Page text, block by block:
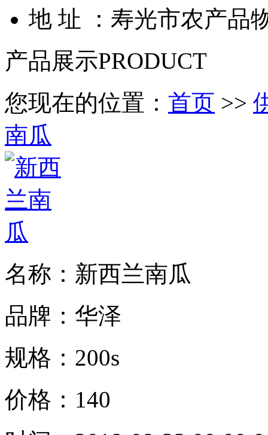
地 址 ：寿光市农产品
产品展示PRODUCT
您现在的位置： 首页 >>
南瓜
名称：新西兰南瓜
品牌：华泽
规格：200s
价格：140